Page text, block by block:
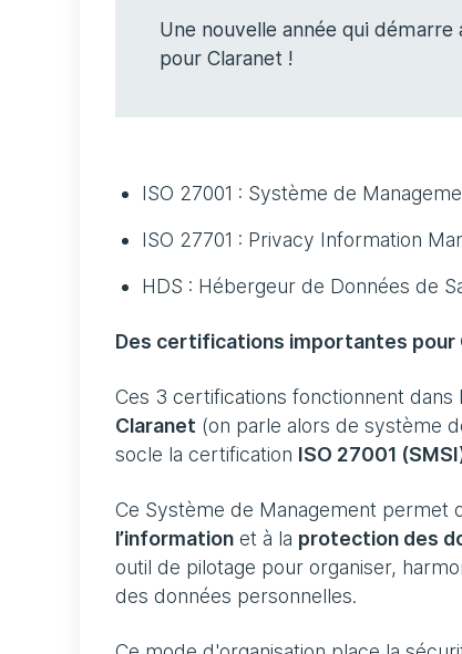
Une nouvelle année qui
pour Claranet !
ISO 27001 : Système de
ISO 27701 : Privacy Information
HDS : Hébergeur de Données de
Des certifications importantes pour
Ces 3 certifications fonctionnent dans
Claranet (on parle alors de système
socle la certification ISO 27001
Ce Système de Management permet
l’information et à la protection des
outil de pilotage pour organiser,
des données personnelles.